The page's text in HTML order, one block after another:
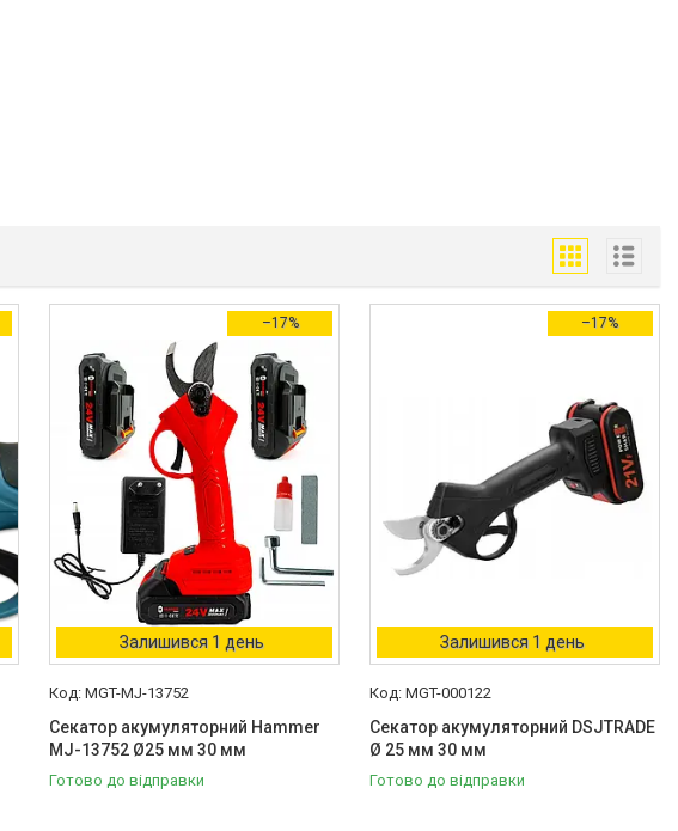
–17%
Залишився 1 день
MGT-MJ-13752
Секатор акумуляторний Hammer
MJ-13752 Ø25 мм 30 мм
Готово до відправки
–17%
Залишився 1 день
MGT-000122
Секатор акумуляторний DSJTRADE
Ø 25 мм 30 мм
Готово до відправки